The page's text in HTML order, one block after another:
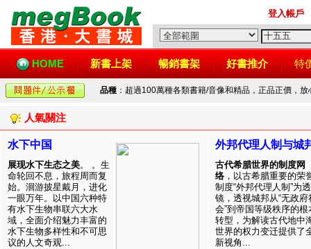
登入帳戶
HOME 新書上架 暢銷書架 好書推介 特
品種 ：超過100萬種各類書籍/音像和精品，正品正價，
人氣關注
水下中国
展现水下生态之美。 。生
命轮回不息，旅程周而复
始。洄游披星戴月，进化
一眼万年。以中国六种特
有水下生物串联六大水
域，全面介绍魅力丰富的
水下生物多样性和不可思
议的人文奇观...
外邦代理人制与城
古代希腊世界的制度网
络 ，以古希腊重要的荣
制度“外邦代理人制”为透
镜，透视城邦从“无政府
会”到帝国等级秩序的根
转型，为解读古代地中
世界的权力变迁提供了
新视角...